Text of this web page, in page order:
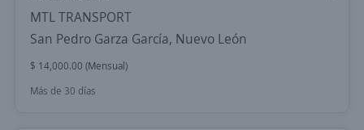
MTL TRANSPORT
San Pedro Garza García, Nuevo León
$ 14,000.00 (Mensual)
Más de 30 días